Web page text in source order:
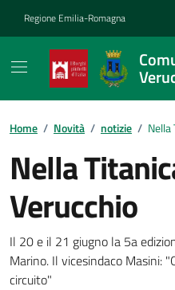
Regione Emilia-Romagna
Contenuti in
Home / Novità / notizie / Nella
Nella
Verucchio
Dettagli della
Il 20 e il 21 giugno la 5a
Marino. Il vicesindaco Masini:
circuito"